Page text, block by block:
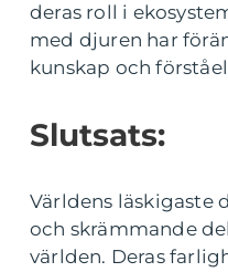
deras roll i
med djuren har
kunskap och
Slutsats:
Världens läskigaste
och skrämmande
världen. Deras